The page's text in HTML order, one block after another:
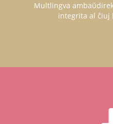
Multlingva
integrita al ĉiuj